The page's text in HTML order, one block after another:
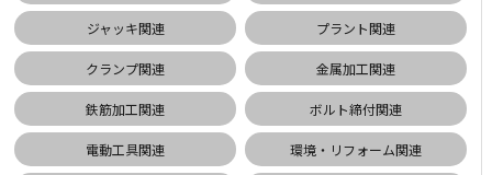
ジャッキ関連 プラント関連
クランプ関連 金属加工関連
鉄筋加工関連 ボルト締付関連
電動工具関連 環境・リフォーム関連